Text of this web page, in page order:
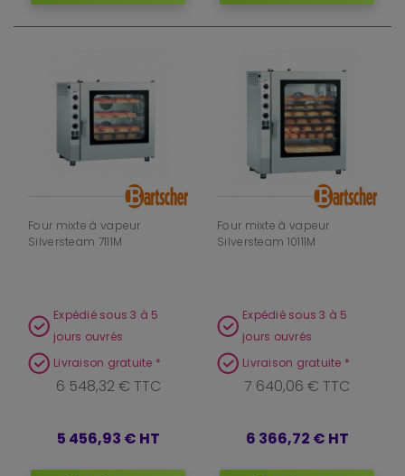
Four mixte à vapeur
Silversteam 7111M
Expédié sous 3 à 5
jours ouvrés
Livraison gratuite *
6 548,32 € TTC
5 456,93 € HT
Four mixte à vapeur
Silversteam 10111M
Expédié sous 3 à 5
jours ouvrés
Livraison gratuite *
7 640,06 € TTC
6 366,72 € HT